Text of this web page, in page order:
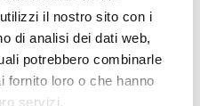
il nostro sito con i
di analisi dei dati web,
potrebbero combinarle
fornito loro o che hanno
servizi.
Giacca con imbottitura
french terry, 2